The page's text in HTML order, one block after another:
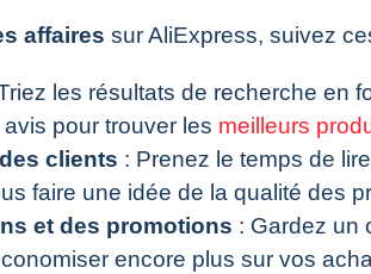
affaires sur AliExpress, suivez
les résultats de recherche en
pour trouver les meilleurs
clients : Prenez le temps de
faire une idée de la qualité des
et des promotions : Gardez un
encore plus sur vos